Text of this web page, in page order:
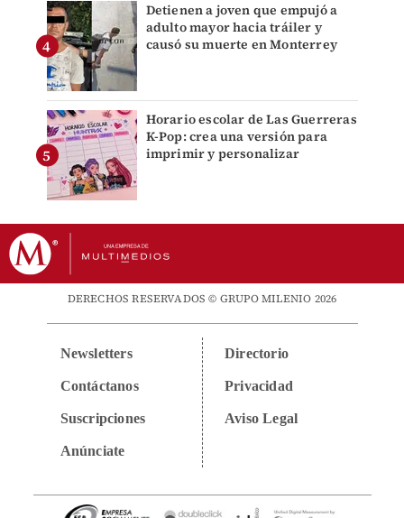
Detienen a joven que empujó a
adulto mayor hacia tráiler y
causó su muerte en Monterrey
Horario escolar de Las Guerreras
K-Pop: crea una versión para
imprimir y personalizar
DERECHOS RESERVADOS © GRUPO MILENIO 2026
Newsletters
Contáctanos
Suscripciones
Anúnciate
Directorio
Privacidad
Aviso Legal